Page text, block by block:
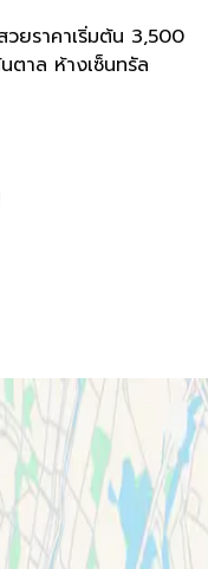
ยราคาเริ่มต้น 3,500
ตาล ห้างเซ็นทรัล